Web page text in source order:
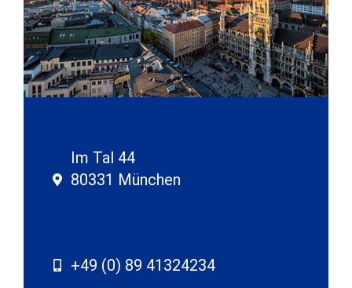
Im Tal 44
80331 München
+49 (0) 89 41324234